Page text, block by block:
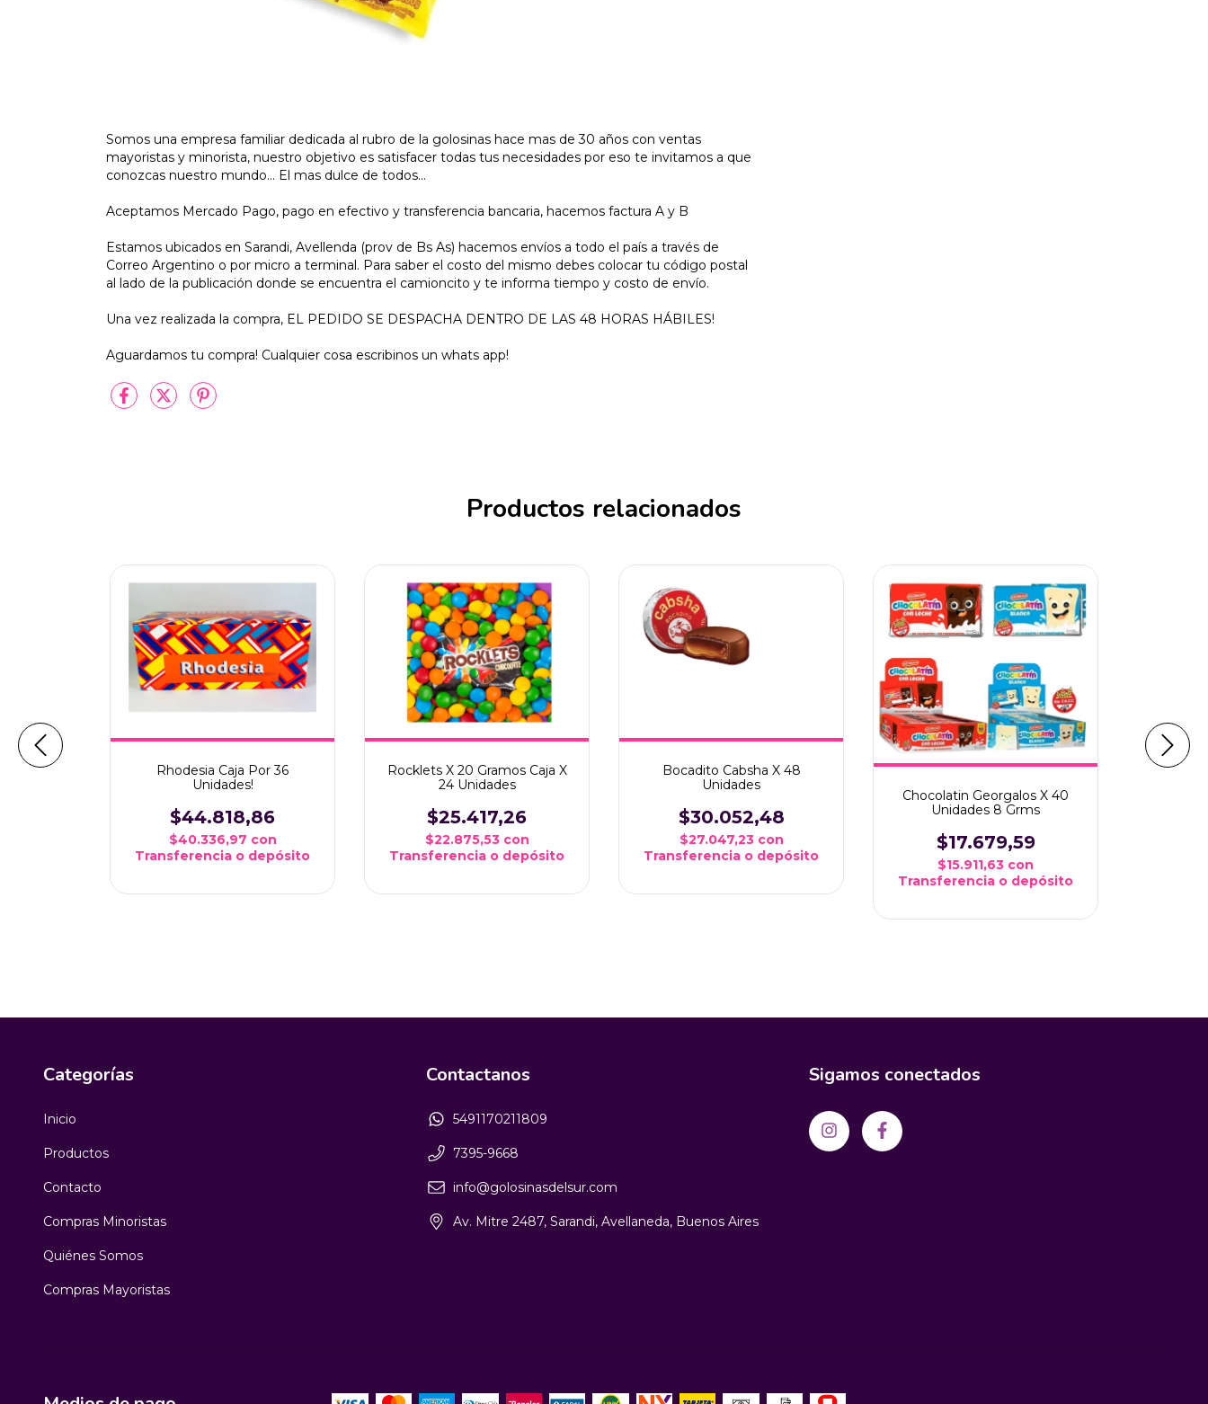
Somos una empresa familiar dedicada al rubro de la golosinas hace mas de 30 años con ventas
mayoristas y minorista, nuestro objetivo es satisfacer todas tus necesidades por eso te invitamos a que
conozcas nuestro mundo... El mas dulce de todos...
Aceptamos Mercado Pago, pago en efectivo y transferencia bancaria, hacemos factura A y B
Estamos ubicados en Sarandi, Avellenda (prov de Bs As) hacemos envíos a todo el país a través de
Correo Argentino o por micro a terminal. Para saber el costo del mismo debes colocar tu código postal
al lado de la publicación donde se encuentra el camioncito y te informa tiempo y costo de envío.
Una vez realizada la compra, EL PEDIDO SE DESPACHA DENTRO DE LAS 48 HORAS HÁBILES!
Aguardamos tu compra! Cualquier cosa escribinos un whats app!
Productos relacionados
Rhodesia Caja Por 36
Unidades!
$44.818,86
$40.336,97 con
Transferencia o depósito
Rocklets X 20 Gramos Caja X
24 Unidades
$25.417,26
$22.875,53 con
Transferencia o depósito
Bocadito Cabsha X 48
Unidades
$30.052,48
$27.047,23 con
Transferencia o depósito
Chocolatin Georgalos X 40
Unidades 8 Grms
$17.679,59
$15.911,63 con
Transferencia o depósito
Categorías
Inicio
Productos
Contacto
Compras Minoristas
Quiénes Somos
Compras Mayoristas
Contactanos
5491170211809
7395-9668
info@golosinasdelsur.com
Av. Mitre 2487, Sarandi, Avellaneda, Buenos Aires
Sigamos conectados